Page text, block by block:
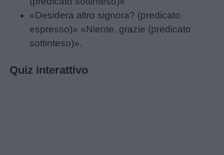
«Desidera altro signora? (predicato
espresso)» «Niente, grazie (predicato
sottinteso)».
Quiz interattivo